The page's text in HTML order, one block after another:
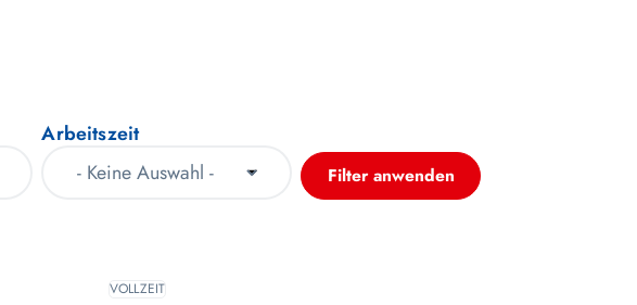
Arbeitszeit
Filter anwenden
VOLLZEIT